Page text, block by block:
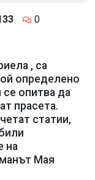
0
, са
определено
опитва да
прасета.
статии,
на
Мая